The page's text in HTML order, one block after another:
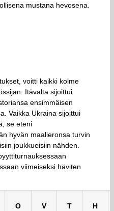
mustana hevosena.
voitti kaikki kolme
Itävalta sijoittui
ensimmäisen
Vaikka Ukraina sijoittui
se eteni
hyvän maalieronsa turvin
joukkueisiin nähden.
viimeiseksi häviten
O V T H